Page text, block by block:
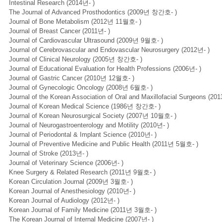
Intestinal Research (2014년- )
The Journal of Advanced Prosthodontics (2009년 창간호- )
Journal of Bone Metabolism (2012년 11월호- )
Journal of Breast Cancer (2011년- )
Journal of Cardiovascular Ultrasound (2009년 9월호- )
Journal of Cerebrovascular and Endovascular Neurosurgery (2012년- )
Journal of Clinical Neurology (2005년 창간호- )
Journal of Educational Evaluation for Health Professions (2006년- )
Journal of Gastric Cancer (2010년 12월호- )
Journal of Gynecologic Oncology (2008년 6월호- )
Journal of the Korean Association of Oral and Maxillofacial Surgeons
Journal of Korean Medical Science (1986년 창간호- )
Journal of Korean Neurosurgical Society (2007년 10월호- )
Journal of Neurogastroenterology and Motility (2010년- )
Journal of Periodontal & Implant Science (2010년- )
Journal of Preventive Medicine and Public Health (2011년 5월호- )
Journal of Stroke (2013년- )
Journal of Veterinary Science (2006년- )
Knee Surgery & Related Research (2011년 9월호- )
Korean Circulation Journal (2009년 3월호- )
Korean Journal of Anesthesiology (2010년- )
Korean Journal of Audiology (2012년- )
Korean Journal of Family Medicine (2011년 3월호- )
The Korean Journal of Internal Medicine (2007년- )